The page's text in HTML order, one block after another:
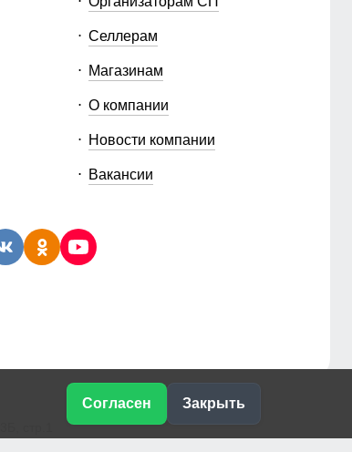
Согласен Закрыть
Селлерам
Магазинам
О компании
Новости компании
Вакансии